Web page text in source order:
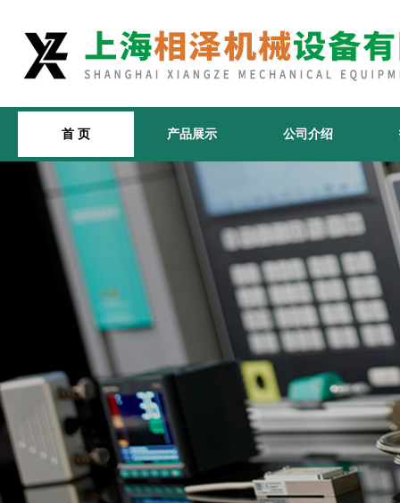
首 页 产品展示 公司介绍